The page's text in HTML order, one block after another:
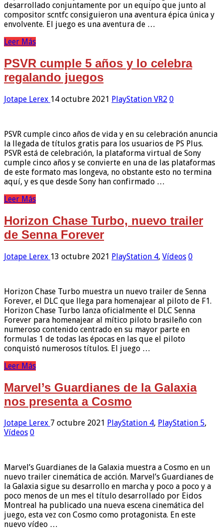
desarrollado conjuntamente por un equipo que junto al
compositor scntfc consiguieron una aventura épica única y
envolvente. El juego es una aventura de …
Leer Más
PSVR cumple 5 años y lo celebra
regalando juegos
Jotape Lerex 14 octubre 2021 PlayStation VR2 0
PSVR cumple cinco años de vida y en su celebración anuncia
la llegada de títulos gratis para los usuarios de PS Plus.
PSVR está de celebración, la plataforma virtual de Sony
cumple cinco años y se convierte en una de las plataformas
de este formato mas longeva, no obstante esto no termina
aquí, y es que desde Sony han confirmado …
Leer Más
Horizon Chase Turbo, nuevo trailer
de Senna Forever
Jotape Lerex 13 octubre 2021 PlayStation 4, Vídeos 0
Horizon Chase Turbo muestra un nuevo trailer de Senna
Forever, el DLC que llega para homenajear al piloto de F1.
Horizon Chase Turbo lanza oficialmente el DLC Senna
Forever para homenajear al mítico piloto brasileño con
numeroso contenido centrado en su mayor parte en
formulas 1 de todas las épocas en las que el piloto
conquistó numerosos títulos. El juego …
Leer Más
Marvel’s Guardianes de la Galaxia
nos presenta a Cosmo
Jotape Lerex 7 octubre 2021 PlayStation 4, PlayStation 5,
Vídeos 0
Marvel’s Guardianes de la Galaxia muestra a Cosmo en un
nuevo trailer cinemática de acción. Marvel’s Guardianes de
la Galaxia sigue su desarrollo en marcha y poco a poco y a
poco menos de un mes el título desarrollado por Eidos
Montreal ha publicado una nueva escena cinemática del
juego, esta vez con Cosmo como protagonista. En este
nuevo vídeo …